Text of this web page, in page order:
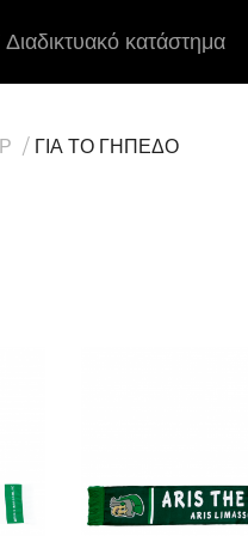
κατάστημα
ΓΙΑ ΤΟ ΓΗΠΕΔΟ